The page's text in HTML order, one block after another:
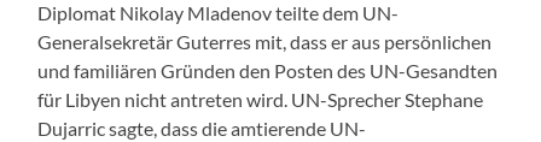
Diplomat Nikolay Mladenov teilte dem UN-
Generalsekretär Guterres mit, dass er aus persönlichen
und familiären Gründen den Posten des UN-Gesandten
für Libyen nicht antreten wird. UN-Sprecher Stephane
Dujarric sagte, dass die amtierende UN-